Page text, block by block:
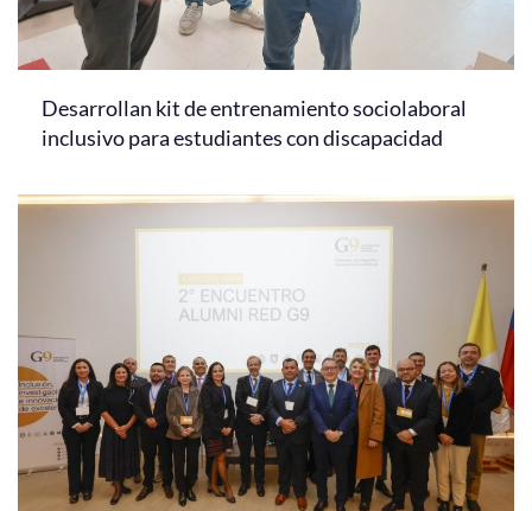
Desarrollan kit de entrenamiento sociolaboral
inclusivo para estudiantes con discapacidad